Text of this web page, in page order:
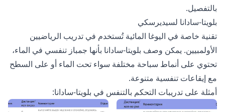
بالتفصيل.
بلويتا-سادانا لسيديرسكي
تقنية خاصة في اليوغا المائية تُستخدم في تدريب الرياضيين
الأولمبيين. يمكن وصف بلويتا-سادانا بأنها جمباز تنفسي في الماء،
تحتوي على أنماط سباحة مختلفة سواء تحت الماء أو على السطح
مع إيقاعات تنفسية متنوعة.
أمثلة على تدريبات التحكم بالتنفس في بلويتا-سادانا: